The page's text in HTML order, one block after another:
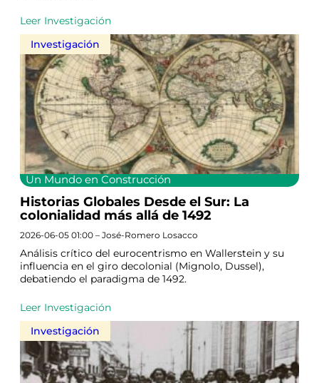
Leer Investigación
Investigación
Un Mundo en Construcción
Historias Globales Desde el Sur: La
colonialidad más allá de 1492
2026-06-05 01:00 – José-Romero Losacco
Análisis crítico del eurocentrismo en Wallerstein y su
influencia en el giro decolonial (Mignolo, Dussel),
debatiendo el paradigma de 1492.
Leer Investigación
Investigación